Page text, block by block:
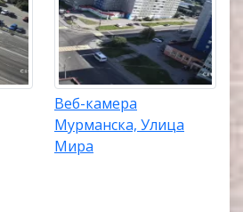
Веб-камера
Мурманска, Улица
Мира